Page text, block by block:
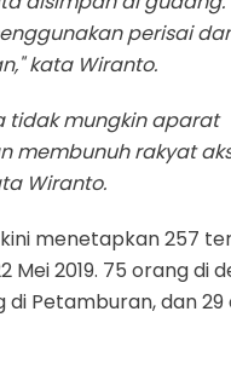
perisai
kata Wiranto.
tidak mungkin aparat
membunuh rakyat
Wiranto.
menetapkan 257
Mei 2019. 75 orang di
di Petamburan, dan